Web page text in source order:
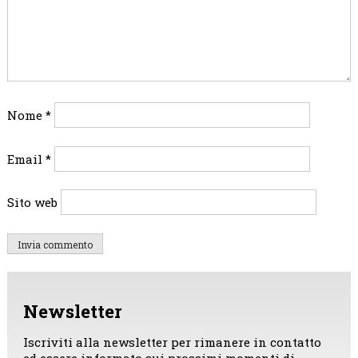
Nome *
Email *
Sito web
Newsletter
Iscriviti alla newsletter per rimanere in contatto